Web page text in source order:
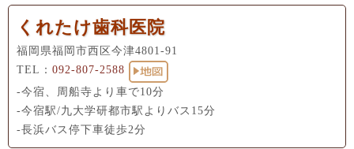
くれたけ歯科医院
福岡県福岡市西区今津4801-91
TEL： 092-807-2588
-今宿、周船寺より車で10分
-今宿駅/九大学研都市駅よりバス15分
-長浜バス停下車徒歩2分